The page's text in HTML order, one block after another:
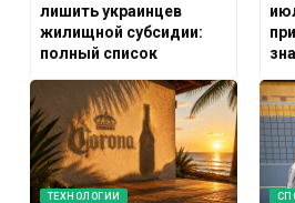
лишить украинцев
жилищной субсидии:
полный список
ТЕХНОЛОГИИ